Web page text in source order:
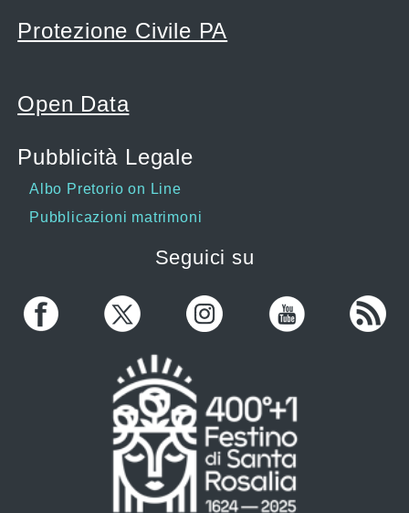
Protezione Civile PA
Open Data
Pubblicità Legale
Albo Pretorio on Line
Pubblicazioni matrimoni
Seguici su